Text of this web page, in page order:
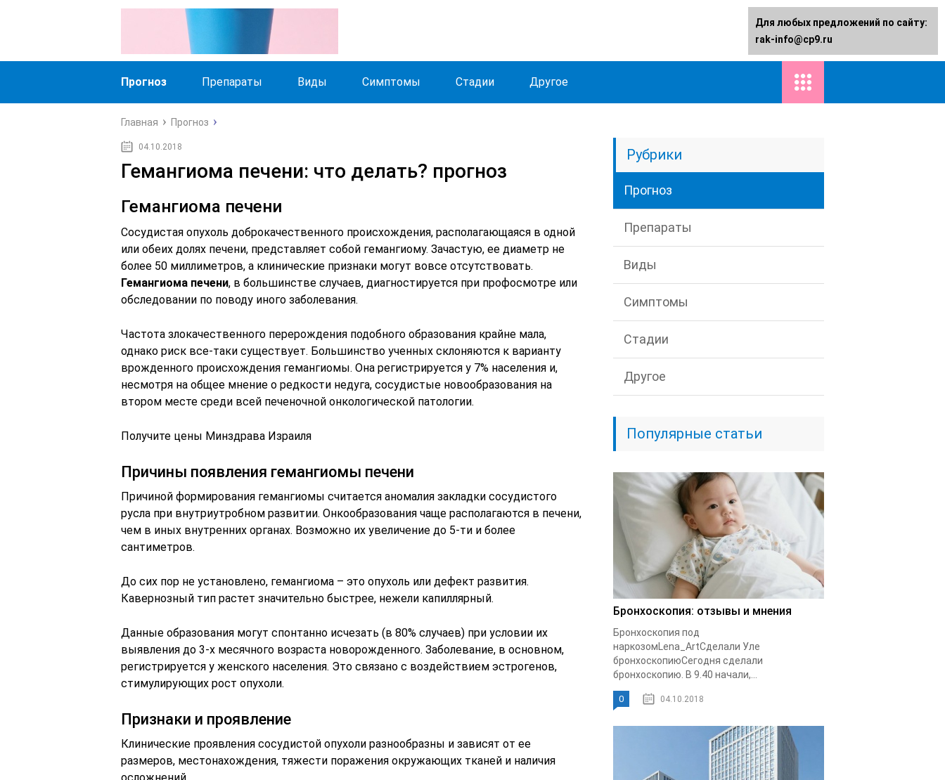
Прогноз Препараты Виды Симптомы Стадии Другое
Главная Прогноз
04.10.2018
Гемангиома печени: что делать? прогноз
Гемангиома печени
Сосудистая опухоль доброкачественного происхождения, располагающаяся в одной
или обеих долях печени, представляет собой гемангиому. Зачастую, ее диаметр не
более 50 миллиметров, а клинические признаки могут вовсе отсутствовать.
Гемангиома печени, в большинстве случаев, диагностируется при профосмотре или
обследовании по поводу иного заболевания.
Частота злокачественного перерождения подобного образования крайне мала,
однако риск все-таки существует. Большинство ученных склоняются к варианту
врожденного происхождения гемангиомы. Она регистрируется у 7% населения и,
несмотря на общее мнение о редкости недуга, сосудистые новообразования на
втором месте среди всей печеночной онкологической патологии.
Получите цены Минздрава Израиля
Причины появления гемангиомы печени
Причиной формирования гемангиомы считается аномалия закладки сосудистого
русла при внутриутробном развитии. Онкообразования чаще располагаются в печени,
чем в иных внутренних органах. Возможно их увеличение до 5-ти и более
сантиметров.
До сих пор не установлено, гемангиома – это опухоль или дефект развития.
Кавернозный тип растет значительно быстрее, нежели капиллярный.
Данные образования могут спонтанно исчезать (в 80% случаев) при условии их
выявления до 3-х месячного возраста новорожденного. Заболевание, в основном,
регистрируется у женского населения. Это связано с воздействием эстрогенов,
стимулирующих рост опухоли.
Признаки и проявление
Клинические проявления сосудистой опухоли разнообразны и зависят от ее
размеров, местонахождения, тяжести поражения окружающих тканей и наличия
Рубрики
Прогноз
Препараты
Виды
Симптомы
Стадии
Другое
Популярные статьи
Бронхоскопия: отзывы и мнения
Бронхоскопия под
наркозомLena_ArtСделали Уле
бронхоскопиюСегодня сделали
бронхоскопию. В 9.40 начали,...
0 04.10.2018
Для любых предложений по сайту:
rak-info@cp9.ru